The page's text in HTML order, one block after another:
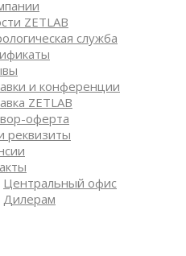
ZETLAB
служба
и конференции
ZETLAB
оферта
реквизиты
Центральный офис
Дилерам